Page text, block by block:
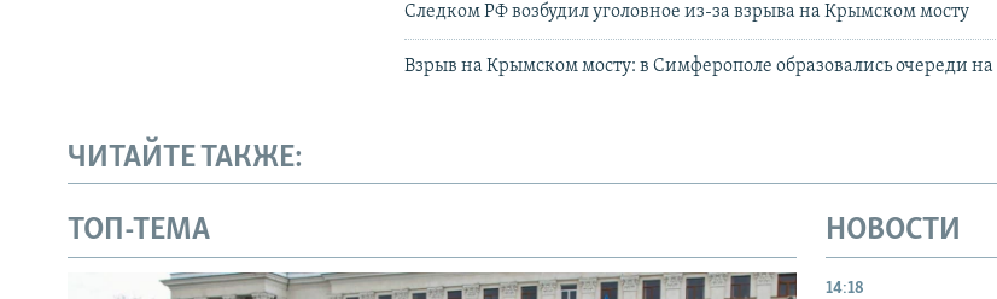
Следком РФ возбудил уголовное из-за взрыва на Крымском мосту
Взрыв на Крымском мосту: в Симферополе образовались очереди на
ЧИТАЙТЕ ТАКЖЕ:
ТОП-ТЕМА НОВОСТИ
14:18